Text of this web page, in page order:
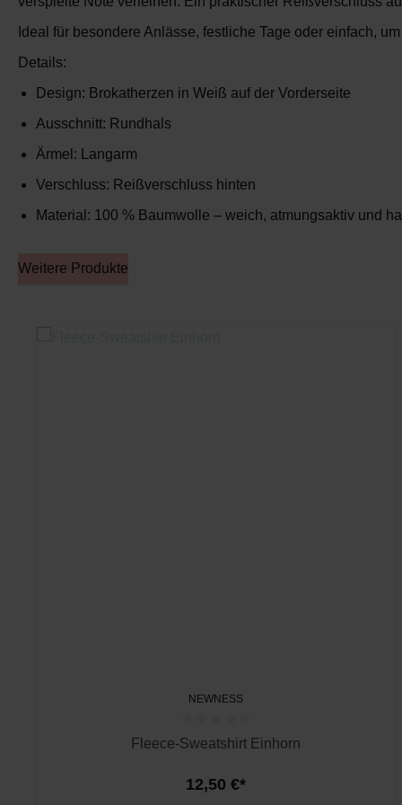
Ideal für besondere Anlässe, festliche Tage oder einfach,
Details:
Design: Brokatherzen in Weiß auf der Vorderseite
Ausschnitt: Rundhals
Ärmel: Langarm
Verschluss: Reißverschluss hinten
Material: 100 % Baumwolle – weich, atmungsaktiv und
Weitere Produkte
NEWNESS
Fleece-Sweatshirt Einhorn
12,50 €*